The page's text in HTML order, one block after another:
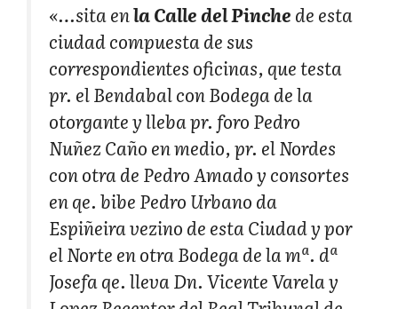
«…sita enla Calle del Pinche de esta
ciudad compuesta de sus
correspondientes oficinas, que testa
pr. el Bendabal con Bodega de la
otorgante y lleba pr. foro Pedro
Nuñez Caño en medio, pr. el Nordes
con otra de Pedro Amado y consortes
en qe. bibe Pedro Urbano da
Espiñeira vezino de esta Ciudad y por
el Norte en otra Bodega de la mª. dª
Josefa qe. lleva Dn. Vicente Varela y